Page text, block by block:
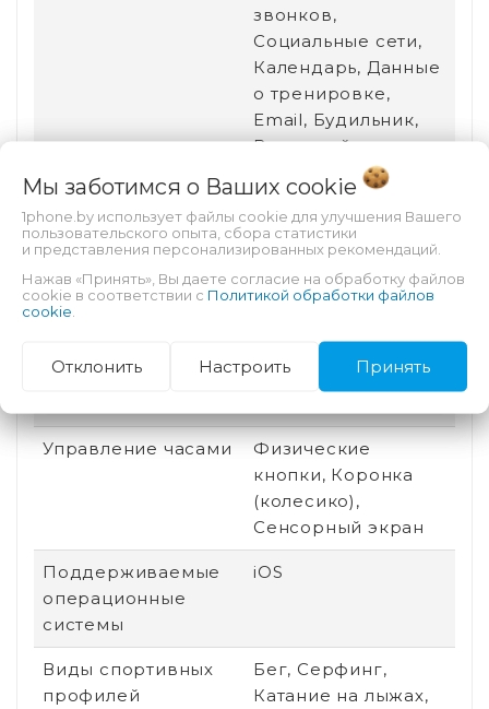
звонков,
Социальные сети,
Календарь, Данные
о тренировке,
Email, Будильник,
Входящий звонок,
Размер корпуса 49 мм
Постоянная работа
экрана
Есть
Спортивные
Есть
Управление часами
Физические
кнопки, Коронка
(колесико),
Сенсорный экран
Поддерживаемые
операционные
системы
iOS
Виды спортивных
профилей
Бег, Серфинг,
Катание на лыжах,
Мы заботимся о Ваших cookie
1phone.by использует файлы cookie для улучшения Вашего
пользовательского опыта, сбора статистики
и представления персонализированных рекомендаций.
Нажав «Принять», Вы даете согласие на обработку файлов
cookie в соответствии с Политикой обработки файлов
cookie
Отклонить Настроить Принять